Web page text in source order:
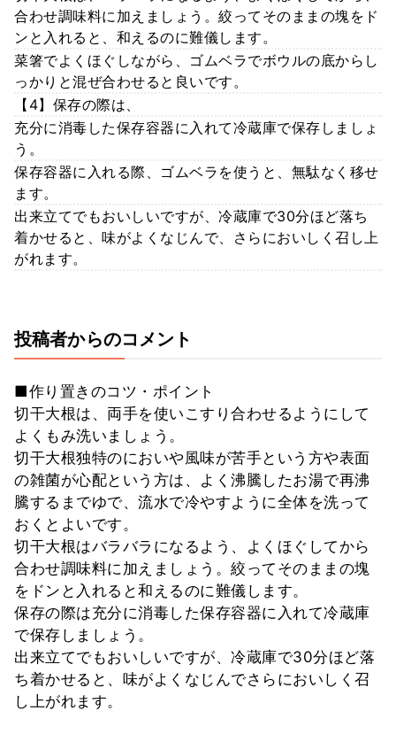
合わせ調味料に加えましょう。絞ってそのままの塊をド
ンと入れると、和えるのに難儀します。
菜箸でよくほぐしながら、ゴムベラでボウルの底からし
っかりと混ぜ合わせると良いです。
【4】保存の際は、
充分に消毒した保存容器に入れて冷蔵庫で保存しましょ
う。
保存容器に入れる際、ゴムベラを使うと、無駄なく移せ
ます。
出来立てでもおいしいですが、冷蔵庫で30分ほど落ち
着かせると、味がよくなじんで、さらにおいしく召し上
がれます。
投稿者からのコメント
■作り置きのコツ・ポイント
切干大根は、両手を使いこすり合わせるようにして
よくもみ洗いましょう。
切干大根独特のにおいや風味が苦手という方や表面
の雑菌が心配という方は、よく沸騰したお湯で再沸
騰するまでゆで、流水で冷やすように全体を洗って
おくとよいです。
切干大根はバラバラになるよう、よくほぐしてから
合わせ調味料に加えましょう。絞ってそのままの塊
をドンと入れると和えるのに難儀します。
保存の際は充分に消毒した保存容器に入れて冷蔵庫
で保存しましょう。
出来立てでもおいしいですが、冷蔵庫で30分ほど落
ち着かせると、味がよくなじんでさらにおいしく召
し上がれます。